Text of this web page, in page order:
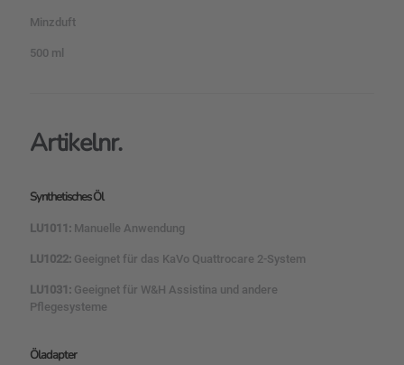
Minzduft
500 ml
Artikelnr.
Synthetisches Öl
LU1011: Manuelle Anwendung
LU1022: Geeignet für das KaVo Quattrocare 2-System
LU1031: Geeignet für W&H Assistina und andere
Pflegesysteme
Öladapter